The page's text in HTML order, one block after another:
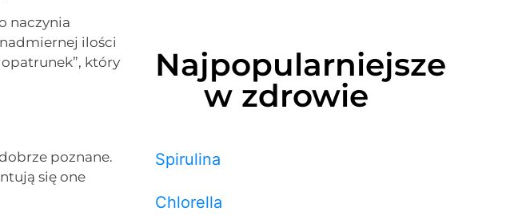
naczynia
ilości
który
poznane.
się one
Najpopularniejsze
w zdrowie
Spirulina
Chlorella